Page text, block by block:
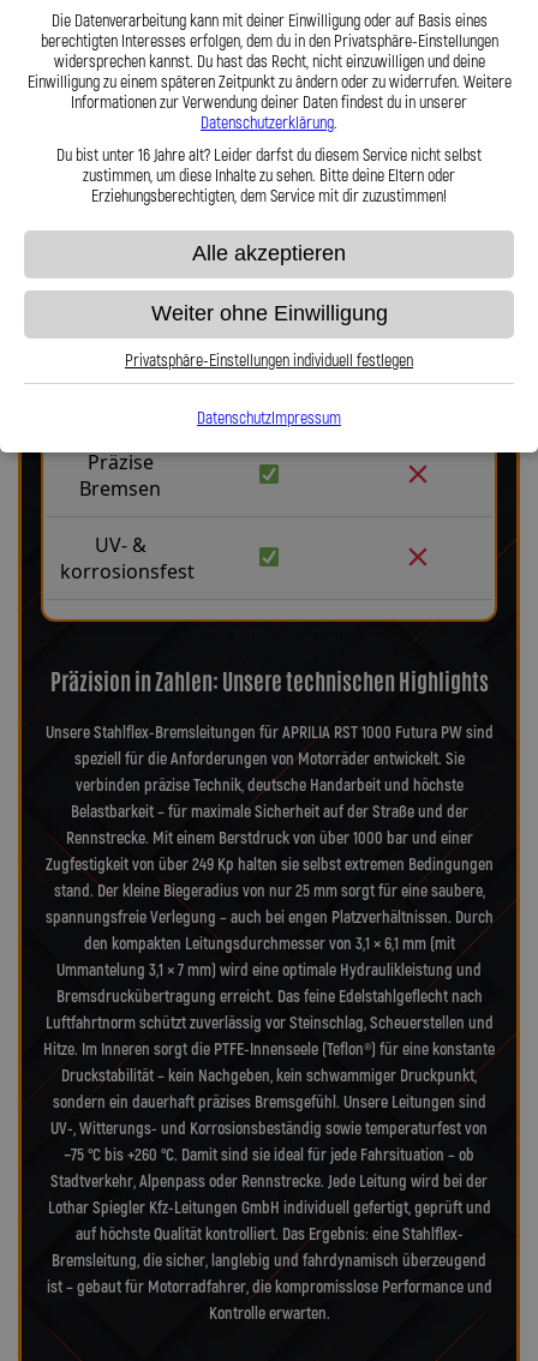
Stahlflex vs. Gummi
Fakten Stahlflex
langlebig
Kein
Aufblähen
Präzise
Bremsen
UV- &
korrosionsfest
Präzision in Zahlen: Unsere technischen Highlights
Unsere Stahlflex-Bremsleitungen für APRILIA RST 1000 Futura PW sind
speziell für die Anforderungen von Motorräder entwickelt. Sie
verbinden präzise Technik, deutsche Handarbeit und höchste
Belastbarkeit – für maximale Sicherheit auf der Straße und der
Rennstrecke. Mit einem Berstdruck von über 1000 bar und einer
Zugfestigkeit von über 249 Kp halten sie selbst extremen Bedingungen
stand. Der kleine Biegeradius von nur 25 mm sorgt für eine saubere,
spannungsfreie Verlegung – auch bei engen Platzverhältnissen. Durch
den kompakten Leitungsdurchmesser von 3,1 × 6,1 mm (mit
Ummantelung 3,1 × 7 mm) wird eine optimale Hydraulikleistung und
Bremsdruckübertragung erreicht. Das feine Edelstahlgeflecht nach
Luftfahrtnorm schützt zuverlässig vor Steinschlag, Scheuerstellen und
Hitze. Im Inneren sorgt die PTFE-Innenseele (Teflon®) für eine konstante
Druckstabilität – kein Nachgeben, kein schwammiger Druckpunkt,
sondern ein dauerhaft präzises Bremsgefühl. Unsere Leitungen sind
UV-, Witterungs- und Korrosionsbeständig sowie temperaturfest von
−75 °C bis +260 °C. Damit sind sie ideal für jede Fahrsituation – ob
Stadtverkehr, Alpenpass oder Rennstrecke. Jede Leitung wird bei der
Lothar Spiegler Kfz-Leitungen GmbH individuell gefertigt, geprüft und
auf höchste Qualität kontrolliert. Das Ergebnis: eine Stahlflex-
Bremsleitung, die sicher, langlebig und fahrdynamisch überzeugend
ist – gebaut für Motorradfahrer, die kompromisslose Performance und
Kontrolle erwarten.
Die Datenverarbeitung kann mit deiner Einwilligung oder auf Basis eines
berechtigten Interesses erfolgen, dem du in den Privatsphäre-Einstellungen
widersprechen kannst. Du hast das Recht, nicht einzuwilligen und deine
Einwilligung zu einem späteren Zeitpunkt zu ändern oder zu widerrufen. Weitere
Informationen zur Verwendung deiner Daten findest du in unserer
Datenschutzerklärung.
Du bist unter 16 Jahre alt? Leider darfst du diesem Service nicht selbst
zustimmen, um diese Inhalte zu sehen. Bitte deine Eltern oder
Erziehungsberechtigten, dem Service mit dir zuzustimmen!
Alle akzeptieren
Weiter ohne Einwilligung
Privatsphäre-Einstellungen individuell festlegen
DatenschutzImpressum